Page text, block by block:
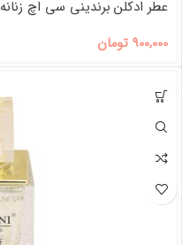
عطر ادکلن برندینی سی اچ زنانه
900,000 تومان